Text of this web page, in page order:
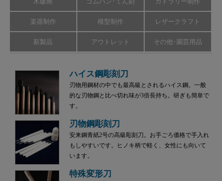
楽器制作 模型制作 レザークラフト
新製品 アウトレット その他･園芸用品
ハイス鋼彫刻刀
刃物用鋼材の中でも最高級とされるハイス鋼。一般
的な刃物鋼と比べ切れ味が3倍長持ち。研ぎも簡単で
す。
刃物鋼彫刻刀
安来鋼青紙2号の高級彫刻刀。お手ごろ価格で手入れ
もしやすいです。ヒノキ柄で軽く、女性にも向いて
います。
特殊変形刀